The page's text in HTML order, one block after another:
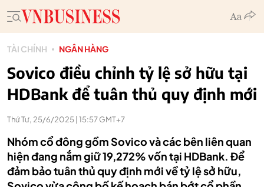
TÀI CHÍNH NGÂN HÀNG
Sovico điều chỉnh tỷ lệ sở hữu tại
HDBank để tuân thủ quy định mới
Thứ Tư, 25/6/2025 | 15:57 GMT+7
Nhóm cổ đông gồm Sovico và các bên liên quan
hiện đang nắm giữ 19,272% vốn tại HDBank. Để
đảm bảo tuân thủ quy định mới về tỷ lệ sở hữu,